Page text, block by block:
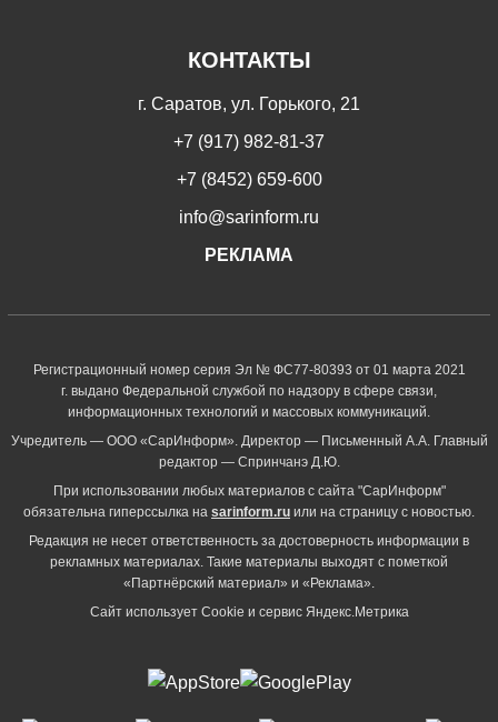
КОНТАКТЫ
г. Саратов, ул. Горького, 21
+7 (917) 982-81-37
+7 (8452) 659-600
info@sarinform.ru
РЕКЛАМА
Регистрационный номер серия Эл № ФС77-80393 от 01 марта 2021
г. выдано Федеральной службой по надзору в сфере связи,
информационных технологий и массовых коммуникаций.
Учредитель — ООО «СарИнформ». Директор — Письменный А.А. Главный
редактор — Спринчанэ Д.Ю.
При использовании любых материалов с сайта "СарИнформ"
обязательна гиперссылка на sarinform.ru или на страницу с новостью.
Редакция не несет ответственность за достоверность информации в
рекламных материалах. Такие материалы выходят с пометкой
«Партнёрский материал» и «Реклама».
Сайт использует Cookie и сервиc Яндекс.Метрика